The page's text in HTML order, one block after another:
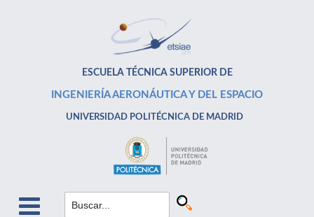
ESCUELA TÉCNICA SUPERIOR DE
INGENIERÍA AERONÁUTICA Y DEL ESPACIO
UNIVERSIDAD POLITÉCNICA DE MADRID